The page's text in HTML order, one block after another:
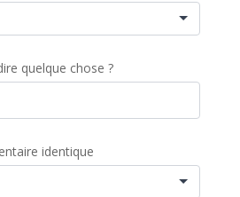
quelque chose ?
identique